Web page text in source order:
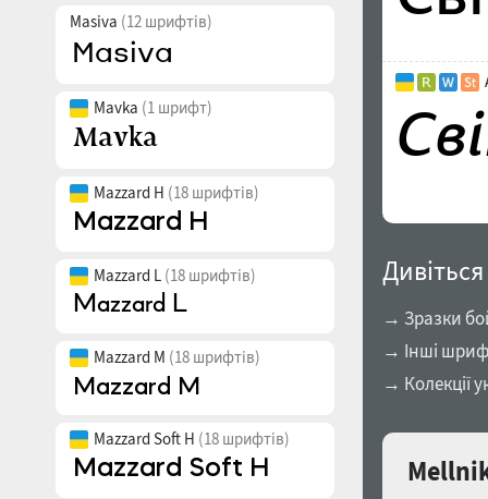
Masiva (12 шрифтів)
Mavka (1 шрифт)
Mazzard H (18 шрифтів)
Mazzard L (18 шрифтів)
Mazzard M (18 шрифтів)
Mazzard Soft H (18 шрифтів)
→ Зразки
→ Інші
→ Колекції